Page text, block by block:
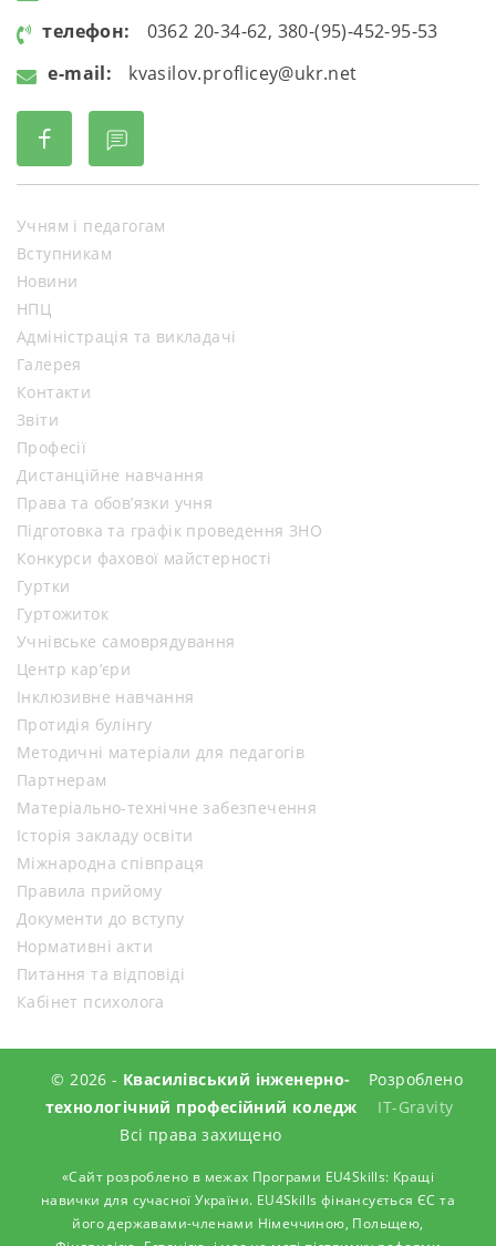
телефон:
0362 20-34-62, 380-(95)-452-95-53
e-mail:
kvasilov.proflicey@ukr.net
Учням і педагогам
Вступникам
Новини
НПЦ
Адміністрація та викладачі
Галерея
Контакти
Звіти
Професії
Дистанційне навчання
Права та обов’язки учня
Підготовка та графік проведення ЗНО
Конкурси фахової майстерності
Гуртки
Гуртожиток
Учнівське самоврядування
Центр кар’єри
Інклюзивне навчання
Протидія булінгу
Методичні матеріали для педагогів
Партнерам
Матеріально-технічне забезпечення
Історія закладу освіти
Міжнародна співпраця
Правила прийому
Документи до вступу
Нормативні акти
Питання та відповіді
Кабінет психолога
© 2026 - Квасилівський інженерно-
технологічний професійний коледж
Всі права захищено
Розроблено
IT-Gravity
«Сайт розроблено в межах Програми EU4Skills: Кращі
навички для сучасної України. EU4Skills фінансується ЄС та
його державами-членами Німеччиною, Польщею,